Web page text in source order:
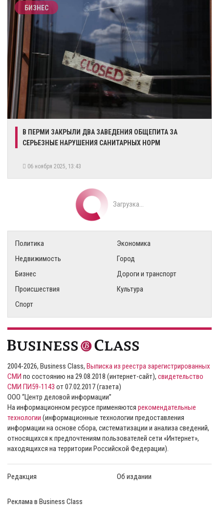
БИЗНЕС
В ПЕРМИ ЗАКРЫЛИ ДВА ЗАВЕДЕНИЯ ОБЩЕПИТА ЗА
СЕРЬЕЗНЫЕ НАРУШЕНИЯ САНИТАРНЫХ НОРМ
06 ноября 2025, 13:43
Загрузка...
Политика
Экономика
Недвижимость
Город
Бизнес
Дороги и транспорт
Происшествия
Культура
Спорт
2004-2026, Business Class, Выписка из реестра зарегистрированных
СМИ по состоянию на 29.08.2018 (интернет-сайт), свидетельство
СМИ ПИ59-1143 от 07.02.2017 (газета)
ООО “Центр деловой информации”
На информационном ресурсе применяются рекомендательные
технологии (информационные технологии предоставления
информации на основе сбора, систематизации и анализа сведений,
относящихся к предпочтениям пользователей сети «Интернет»,
находящихся на территории Российской Федерации).
Редакция Об издании
Реклама в Business Class